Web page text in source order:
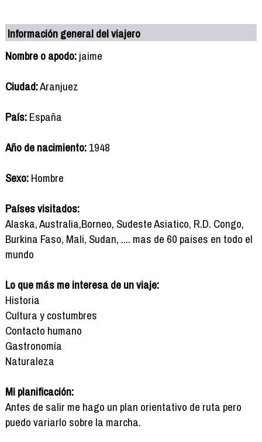
Información general del viajero
Nombre o apodo:jaime
Ciudad:Aranjuez
País:España
Año de nacimiento:1948
Sexo:Hombre
Países visitados:
Alaska, Australia,Borneo, Sudeste Asiatico, R.D. Congo,
Burkina Faso, Mali, Sudan, .... mas de 60 paises en todo el
mundo
Lo que más me interesa de un viaje:
Historia
Cultura y costumbres
Contacto humano
Gastronomía
Naturaleza
Mi planificación:
Antes de salir me hago un plan orientativo de ruta pero
puedo variarlo sobre la marcha.